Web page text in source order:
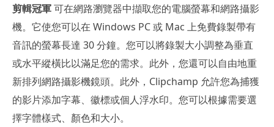
剪輯冠軍可在網路瀏覽器中擷取您的電腦螢幕和網路攝影
機。它使您可以在 Windows PC 或 Mac 上免費錄製帶有
音訊的螢幕長達 30 分鐘。您可以將錄製大小調整為垂直
或水平縱橫比以滿足您的需求。此外，您還可以自由地重
新排列網路攝影機鏡頭。此外，Clipchamp 允許您為捕獲
的影片添加字幕、徽標或個人浮水印。您可以根據需要選
擇字體樣式、顏色和大小。